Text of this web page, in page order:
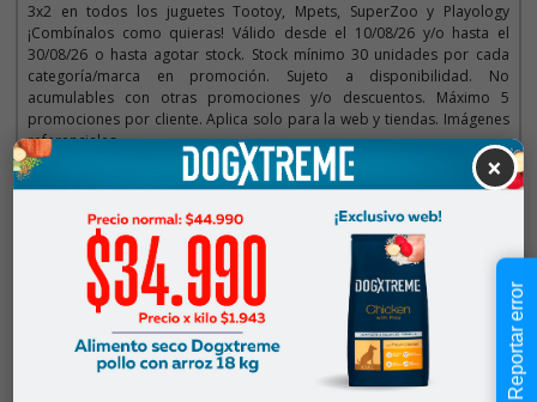
3x2 en todos los juguetes Tootoy, Mpets, SuperZoo y Playology
¡Combínalos como quieras! Válido desde el 10/08/26 y/o hasta el
30/08/26 o hasta agotar stock. Stock mínimo 30 unidades por cada
categoría/marca en promoción. Sujeto a disponibilidad. No
acumulables con otras promociones y/o descuentos. Máximo 5
promociones por cliente. Aplica solo para la web y tiendas. Imágenes
referenciales.
Descripción
Cantidad:
$9.990
En Stock
×
Reportar error